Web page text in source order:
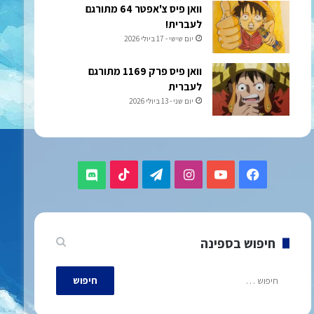
וואן פיס צ'אפטר 64 מתורגם
לעברית!
יום שישי - 17 ביולי 2026
וואן פיס פרק 1169 מתורגם
לעברית
יום שני - 13 ביולי 2026
Facebook
YouTube
Instagram
Telegram
TikTok
Discord
חיפוש בספינה
חיפוש: